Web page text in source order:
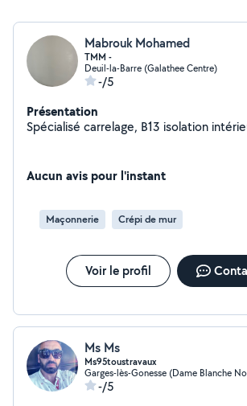
Mabrouk Mohamed
TMM -
Deuil-la-Barre (Galathee Centre)
-/5
Présentation
Spécialisé carrelage, B13 isolation
Aucun avis pour l'instant
Maçonnerie Crépi de mur
Voir le profil
Ms Ms
Ms95toustravaux
Garges-lès-Gonesse (Dame Blanche
-/5